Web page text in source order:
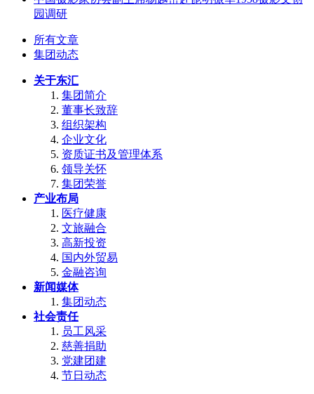
园调研
所有文章
集团动态
关于东汇
集团简介
董事长致辞
组织架构
企业文化
资质证书及管理体系
领导关怀
集团荣誉
产业布局
医疗健康
文旅融合
高新投资
国内外贸易
金融咨询
新闻媒体
集团动态
社会责任
员工风采
慈善捐助
党建团建
节日动态